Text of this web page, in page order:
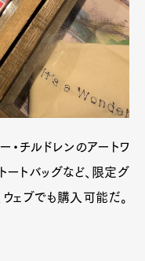
チルドレンのアートワ
ートバッグなど、限定グ
ェブでも購入可能だ。